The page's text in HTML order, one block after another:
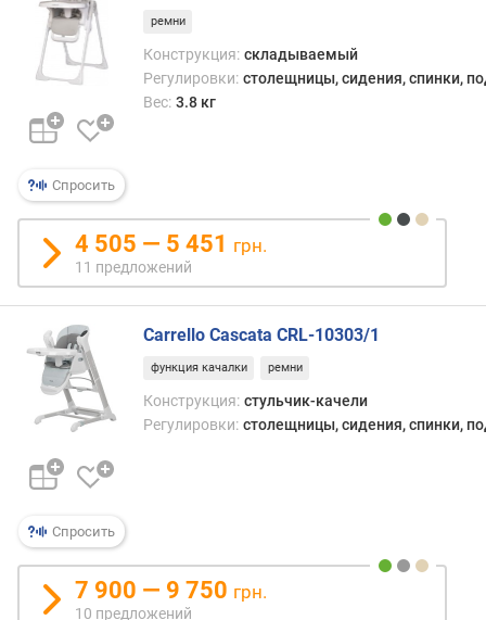
Спросить
ремни
Конструкция: складываемый
Регулировки: столещницы, сидения, спинки,
Вес: 3.8 кг
4 505 — 5 451 грн.
11 предложений
Спросить
Carrello Cascata CRL-10303/1
функция качалки ремни
Конструкция: стульчик-качели
Регулировки: столещницы, сидения, спинки,
7 900 — 9 750 грн.
10 предложений